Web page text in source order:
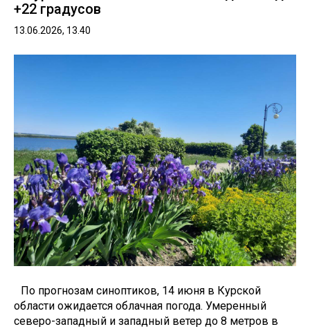
+22 градусов
13.06.2026, 13.40
По прогнозам синоптиков, 14 июня в Курской
области ожидается облачная погода. Умеренный
северо-западный и западный ветер до 8 метров в